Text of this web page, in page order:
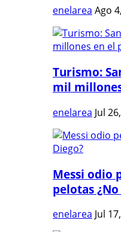
enelarea Ago
Turismo:
mil
enelarea Jul
Messi odio
pelotas
enelarea Jul